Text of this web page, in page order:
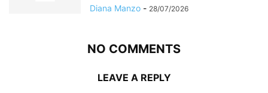
Diana Manzo - 28/07/2026
NO COMMENTS
LEAVE A REPLY